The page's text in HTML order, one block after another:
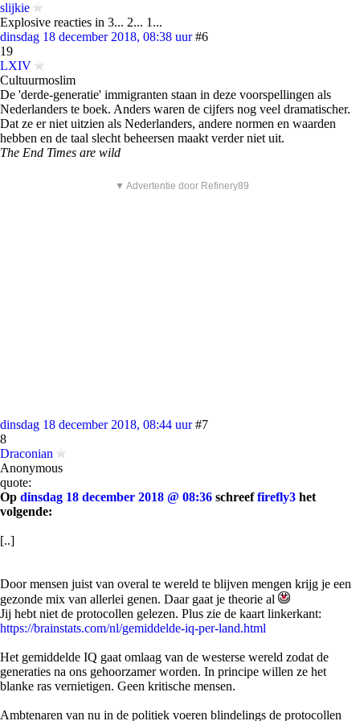
slijkie
Explosive reacties in 3... 2... 1...
dinsdag 18 december 2018, 08:38 uur #6
19
LXIV
Cultuurmoslim
De 'derde-generatie' immigranten staan in deze voorspellingen als
Nederlanders te boek. Anders waren de cijfers nog veel dramatischer.
Dat ze er niet uitzien als Nederlanders, andere normen en waarden
hebben en de taal slecht beheersen maakt verder niet uit.
The End Times are wild
▼ Advertentie door Refinery89
dinsdag 18 december 2018, 08:44 uur #7
8
Draconian
Anonymous
quote:
Op dinsdag 18 december 2018 @ 08:36 schreeffirefly3 het
volgende:
[..]
Door mensen juist van overal te wereld te blijven mengen krijg je een
gezonde mix van allerlei genen. Daar gaat je theorie al
Jij hebt niet de protocollen gelezen. Plus zie de kaart linkerkant:
https://brainstats.com/nl/gemiddelde-iq-per-land.html
Het gemiddelde IQ gaat omlaag van de westerse wereld zodat de
generaties na ons gehoorzamer worden. In principe willen ze het
blanke ras vernietigen. Geen kritische mensen.
Ambtenaren van nu in de politiek voeren blindelings de protocollen